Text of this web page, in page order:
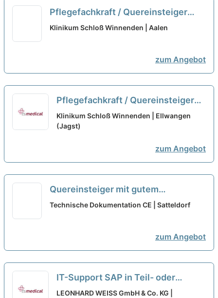
Pflegefachkraft / Quereinsteiger
Psychiatrie (m/w/d) - inkl.
Klinikum Schloß Winnenden | Aalen
zum Angebot
Pflegefachkraft / Quereinsteiger
Psychiatrie (m/w/d) - inkl.
Hospitationstag
Klinikum Schloß Winnenden | Ellwangen
(Jagst)
zum Angebot
Quereinsteiger mit gutem
technischen Verständnis (m/w/d)
Technische Dokumentation CE | Satteldorf
zum Angebot
IT-Support SAP in Teil- oder
Vollzeit – auch für Quereinsteiger
LEONHARD WEISS GmbH & Co. KG |